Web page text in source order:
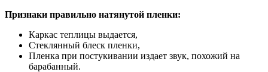
Признаки правильно натянутой пленки:
Каркас теплицы выдается,
Стеклянный блеск пленки,
Пленка при постукивании издает звук, похожий на
барабанный.